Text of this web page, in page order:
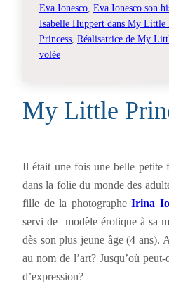
Eva Ionesco Eva Ionesco son
Isabelle Huppert dans My Little
Princess Réalisatrice de My
volée
My Little
Il était une fois une belle petite
dans la folie du monde des
fille de la photographeIrina
servi de modèle érotique à sa
dès son plus jeune âge (4 ans).
au nom de l’art? Jusqu’où
d’expression?